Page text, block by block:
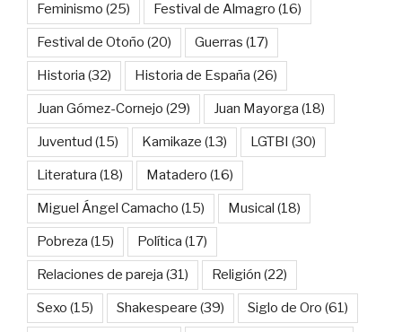
Feminismo (25) Festival de Almagro (16)
Festival de Otoño (20) Guerras (17)
Historia (32) Historia de España (26)
Juan Gómez-Cornejo (29) Juan Mayorga (18)
Juventud (15) Kamikaze (13) LGTBI (30)
Literatura (18) Matadero (16)
Miguel Ángel Camacho (15) Musical (18)
Pobreza (15) Política (17)
Relaciones de pareja (31) Religión (22)
Sexo (15) Shakespeare (39) Siglo de Oro (61)